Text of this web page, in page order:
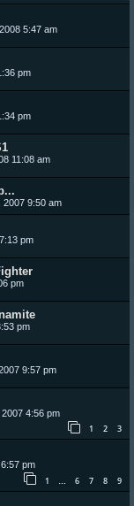
5:47 am
pm
pm
11:08 am
2007 9:50 am
pm
pm
pm
9:57 pm
4:56 pm
1 2 3
pm
1 … 6 7 8 9